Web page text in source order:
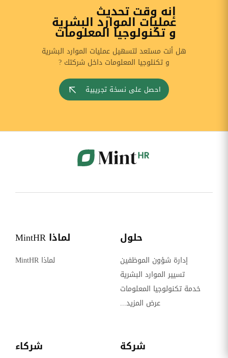
إنه وقت تحديث
عمليات الموارد البشرية
و تكنولوجيا المعلومات
هل أنت مستعد لتسهيل عمليات الموارد البشرية
و تكنلوجيا المعلومات داخل شركتك ?
احصل على نسخة تجريبية
حلول
إدارة شؤون الموظفين
تسيير الموارد البشرية
خدمة تكنولوجيا المعلومات
عرض المزيد...
لماذا MintHR
لماذا MintHR
شركة شركاء